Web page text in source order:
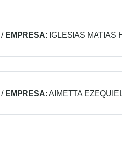
/ EMPRESA: IGLESIAS MATIAS
/ EMPRESA: AIMETTA